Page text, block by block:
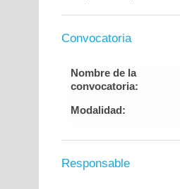
Convocatoria
Nombre de la
convocatoria:
Modalidad:
Responsable